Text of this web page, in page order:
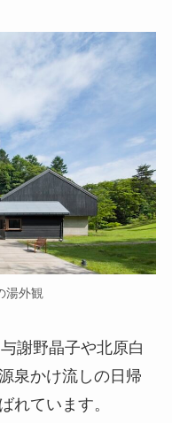
湯外観
謝野晶子や北原白
泉かけ流しの日帰
れています。